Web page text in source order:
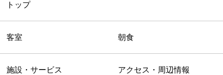
トップ
客室 朝食
施設・サービス アクセス・周辺情報